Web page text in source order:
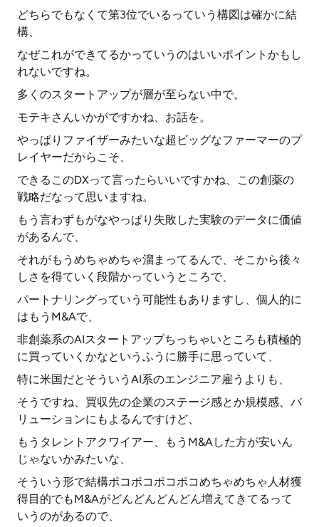
どちらでもなくて第3位でいるっていう構図は確かに結
構、
なぜこれができてるかっていうのはいいポイントかもし
れないですね。
多くのスタートアップが層が至らない中で。
モテキさんいかがですかね、お話を。
やっぱりファイザーみたいな超ビッグなファーマーのプ
レイヤーだからこそ、
できるこのDXって言ったらいいですかね、この創薬の
戦略だなって思いますね。
もう言わずもがなやっぱり失敗した実験のデータに価値
があるんで、
それがもうめちゃめちゃ溜まってるんで、そこから後々
しさを得ていく段階かっていうところで、
パートナリングっていう可能性もありますし、個人的に
はもうM&Aで、
非創薬系のAIスタートアップちっちゃいところも積極的
に買っていくかなというふうに勝手に思っていて、
特に米国だとそういうAI系のエンジニア雇うよりも、
そうですね、買収先の企業のステージ感とか規模感、バ
リューションにもよるんですけど、
もうタレントアクワイアー、もうM&Aした方が安いん
じゃないかみたいな、
そういう形で結構ポコポコポコポコめちゃめちゃ人材獲
得目的でもM&Aがどんどんどんどん増えてきてるって
いうのがあるので、